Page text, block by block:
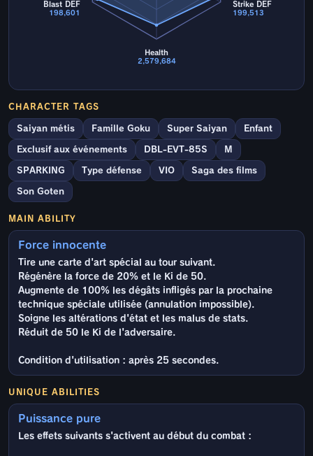
Strike DEF
199,513
Health
2,579,684
Blast DEF
198,601
CHARACTER TAGS
Saiyan métis Famille Goku Super Saiyan Enfant
Exclusif aux événements DBL-EVT-85S M
SPARKING Type défense VIO Saga des films
Son Goten
MAIN ABILITY
Force innocente
Tire une carte d'art spécial au tour suivant.
Régénère la force de 20% et le Ki de 50.
Augmente de 100% les dégâts infligés par la prochaine
technique spéciale utilisée (annulation impossible).
Soigne les altérations d'état et les malus de stats.
Réduit de 50 le Ki de l'adversaire.
Condition d'utilisation : après 25 secondes.
UNIQUE ABILITIES
Puissance pure
Les effets suivants s'activent au début du combat :